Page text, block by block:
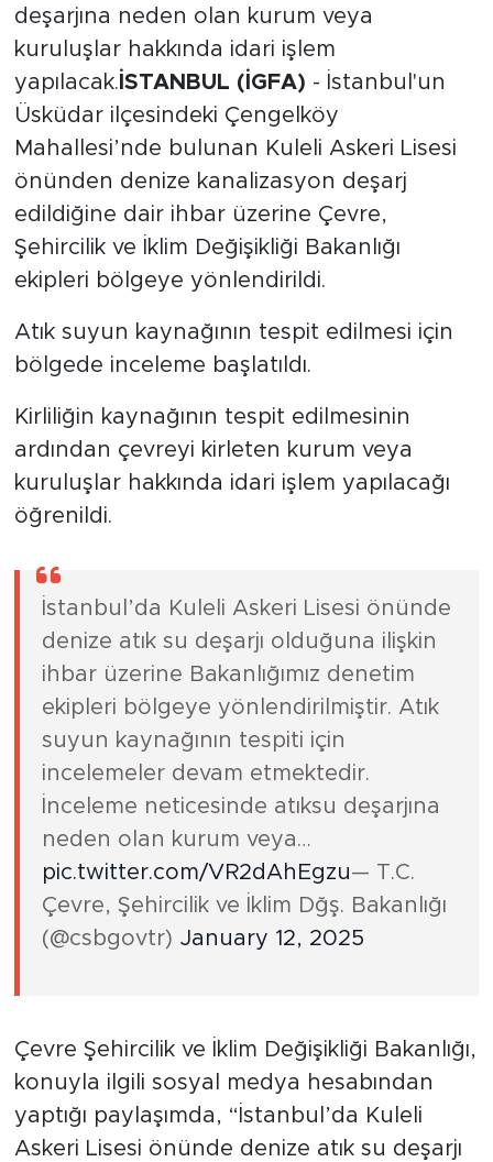
deşarjına neden olan kurum veya
kuruluşlar hakkında idari işlem
yapılacak. İSTANBUL (İGFA) - İstanbul'un
Üsküdar ilçesindeki Çengelköy
Mahallesi’nde bulunan Kuleli Askeri Lisesi
önünden denize kanalizasyon deşarj
edildiğine dair ihbar üzerine Çevre,
Şehircilik ve İklim Değişikliği Bakanlığı
ekipleri bölgeye yönlendirildi.
Atık suyun kaynağının tespit edilmesi için
bölgede inceleme başlatıldı.
Kirliliğin kaynağının tespit edilmesinin
ardından çevreyi kirleten kurum veya
kuruluşlar hakkında idari işlem yapılacağı
öğrenildi.
İstanbul’da Kuleli Askeri Lisesi önünde
denize atık su deşarjı olduğuna ilişkin
ihbar üzerine Bakanlığımız denetim
ekipleri bölgeye yönlendirilmiştir. Atık
suyun kaynağının tespiti için
incelemeler devam etmektedir.
İnceleme neticesinde atıksu deşarjına
neden olan kurum veya…
pic.twitter.com/VR2dAhEgzu— T.C.
Çevre, Şehircilik ve İklim Dğş. Bakanlığı
(@csbgovtr) January 12, 2025
Çevre Şehircilik ve İklim Değişikliği Bakanlığı,
konuyla ilgili sosyal medya hesabından
yaptığı paylaşımda, “İstanbul’da Kuleli
Askeri Lisesi önünde denize atık su deşarjı